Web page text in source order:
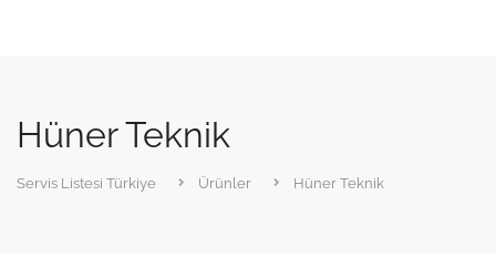
Hüner Teknik
Servis Listesi Türkiye Ürünler Hüner Teknik